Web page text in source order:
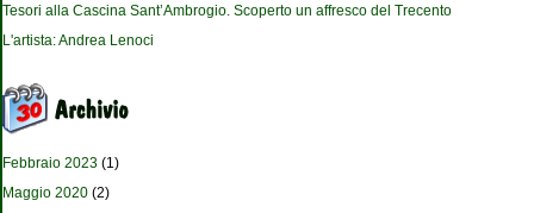
Tesori alla Cascina Sant’Ambrogio. Scoperto un affresco del Trecento
L'artista: Andrea Lenoci
Febbraio 2023 (1)
Maggio 2020 (2)